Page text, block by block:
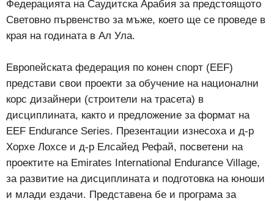
Федерацията на Саудитска Арабия за предстоящото
Световно първенство за мъже, което ще се проведе в
края на годината в Ал Ула.
Европейската федерация по конен спорт (EEF)
представи свои проекти за обучение на национални
кoрс дизайнери (строители на трасета) в
дисциплината, както и предложение за формат на
EEF Endurance Series. Презентации изнесоха и д-р
Хорхе Лохсе и д-р Елсайед Рефай, посветени на
проектите на Emirates International Endurance Village,
за развитие на дисциплината и подготовка на юноши
и млади ездачи. Представена бе и програма за